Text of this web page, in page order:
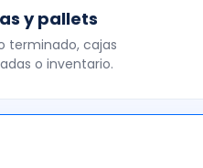
y pallets
terminado, cajas
o inventario.